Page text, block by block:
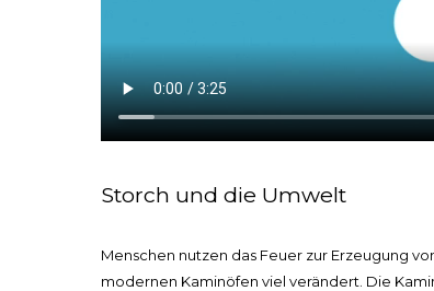
Storch und die Umwelt
Menschen nutzen das Feuer zur Erzeugung
modernen Kaminöfen viel verändert. Die